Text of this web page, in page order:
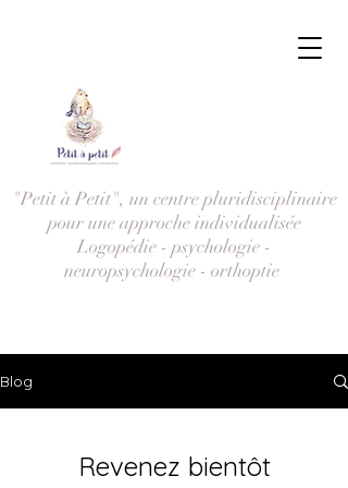
"Petit à Petit", un centre pluridisciplinaire
pour une approche individualisée
Logopédie - psychologie -
neuropsychologie - orthoptie
Blog
Revenez bientôt